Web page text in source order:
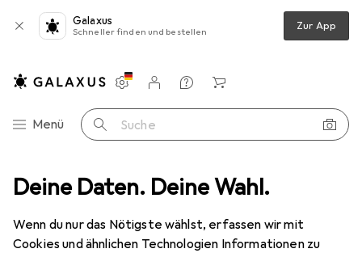
Deine Daten. Deine Wahl.
Wenn du nur das Nötigste wählst, erfassen wir mit
Cookies und ähnlichen Technologien Informationen zu
Galaxus
Schneller finden und bestellen Zur App
Navigation nach Kategorien
Menü Suche
Einstellungen
Kundenkonto
Vergleichslisten
Merklisten
Warenkorb
Schutz Smartphone Hülle Noreve Lederschutzhülle Wallet